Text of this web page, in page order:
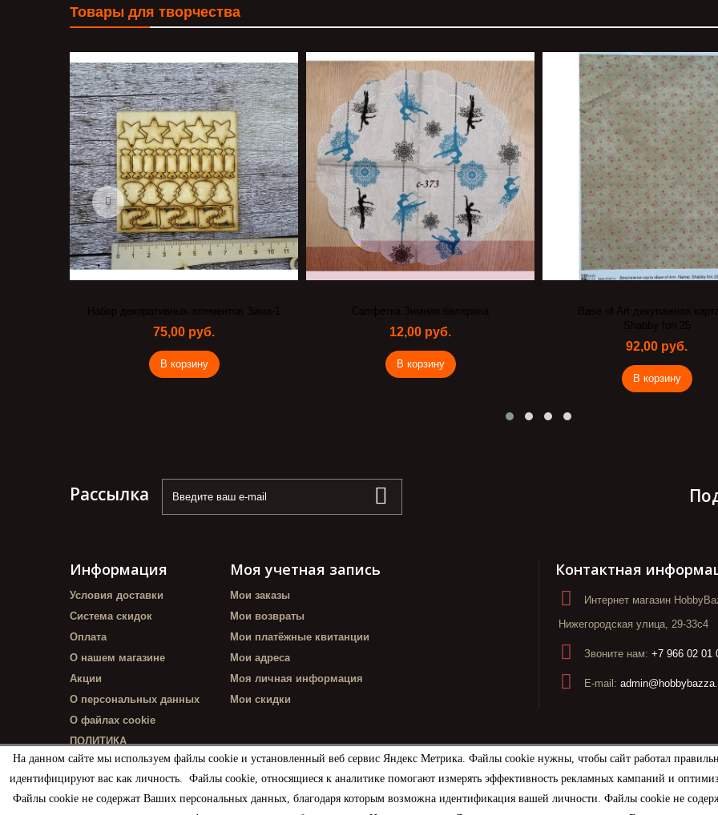
На данном сайте мы используем файлы cookie и установленный веб сервис Яндекс Метрика. Файлы cookie нужны, чтобы сайт работал
идентифицируют вас как личность. Файлы cookie, относящиеся к аналитике помогают измерять эффективность рекламных кампаний и
Файлы cookie не содержат Ваших персональных данных, благодаря которым возможна идентификация вашей личности. Файлы cookie не
Товары для творчества
Набор декоративных элементов Зима-1
75,00 руб.
В корзину
Салфетка Зимняя балерина
12,00 руб.
В корзину
Base of Art декупажная карта
Shabby fon 25
92,00 руб.
В корзину
Рассылка
Информация
Условия доставки
Система скидок
Оплата
О нашем магазине
Акции
О персональных данных
О файлах cookie
ПОЛИТИКА
КОНФИДЕНЦИАЛЬНОСТИ
Моя учетная запись
Мои заказы
Мои возвраты
Мои платёжные квитанции
Мои адреса
Моя личная информация
Мои скидки
Контактная
Интернет магазин
Нижегородская улица, 29-33с4
Звоните нам: +7 966 02 01
E-mail: